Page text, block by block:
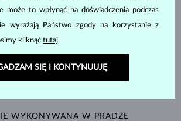
WYKONYWANA W PRADZE
może to wpłynąć na doświadczenia podczas
wyrażają Państwo zgody na korzystanie z
kliknąć tutaj.
SIĘ I KONTYNUUJĘ